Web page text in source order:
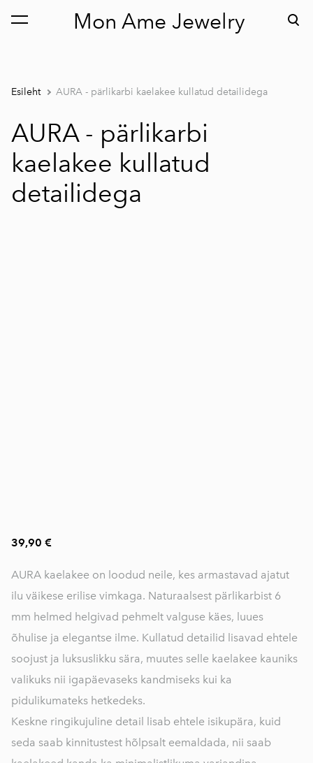
Mon Ame Jewelry
lisati ostukorvi. Vaata ostukorvi
Esileht AURA - pärlikarbi kaelakee kullatud detailidega
AURA - pärlikarbi
kaelakee kullatud
detailidega
39,90 €
AURA kaelakee on loodud neile, kes armastavad ajatut
ilu väikese erilise vimkaga. Naturaalsest pärlikarbist 6
mm helmed helgivad pehmelt valguse käes, luues
õhulise ja elegantse ilme. Kullatud detailid lisavad ehtele
soojust ja luksuslikku sära, muutes selle kaelakee kauniks
valikuks nii igapäevaseks kandmiseks kui ka
pidulikumateks hetkedeks.
Keskne ringikujuline detail lisab ehtele isikupära, kuid
seda saab kinnitustest hõlpsalt eemaldada, nii saab